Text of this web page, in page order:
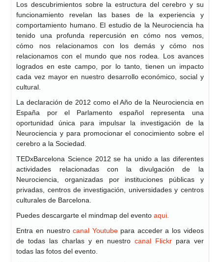
Los descubrimientos sobre la estructura del cerebro y su
funcionamiento revelan las bases de la experiencia y
comportamiento humano. El estudio de la Neurociencia ha
tenido una profunda repercusión en cómo nos vemos,
cómo nos relacionamos con los demás y cómo nos
relacionamos con el mundo que nos rodea. Los avances
logrados en este campo, por lo tanto, tienen un impacto
cada vez mayor en nuestro desarrollo económico, social y
cultural.
La declaración de 2012 como el Año de la Neurociencia en
España por el Parlamento español representa una
oportunidad única para impulsar la investigación de la
Neurociencia y para promocionar el conocimiento sobre el
cerebro a la Sociedad.
TEDxBarcelona Science 2012 se ha unido a las diferentes
actividades relacionadas con la divulgación de la
Neurociencia, organizadas por instituciones públicas y
privadas, centros de investigación, universidades y centros
culturales de Barcelona.
Puedes descargarte el mindmap del eventoaqui.
Entra en nuestrocanal Youtubepara acceder a los videos
de todas las charlas y en nuestrocanal Flickrpara ver
todas las fotos del evento.